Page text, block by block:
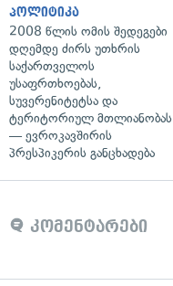
პოლიტიკა
2008 წლის ომის შედეგები
დღემდე ძირს უთხრის
საქართველოს
უსაფრთხოებას,
სუვერენიტეტსა და
ტერიტორიულ მთლიანობას
— ევროკავშირის
პრესპიკერის განცხადება
კომენტარები